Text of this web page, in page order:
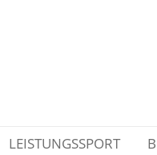
LEISTUNGSSPORT